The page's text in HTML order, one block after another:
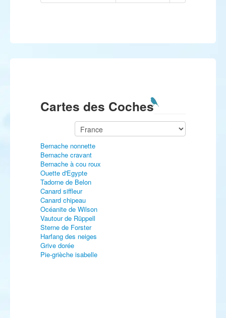
Cartes des Coches
Bernache nonnette
Bernache cravant
Bernache à cou roux
Ouette d'Egypte
Tadorne de Belon
Canard siffleur
Canard chipeau
Océanite de Wilson
Vautour de Rüppell
Sterne de Forster
Harfang des neiges
Grive dorée
Pie-grièche isabelle